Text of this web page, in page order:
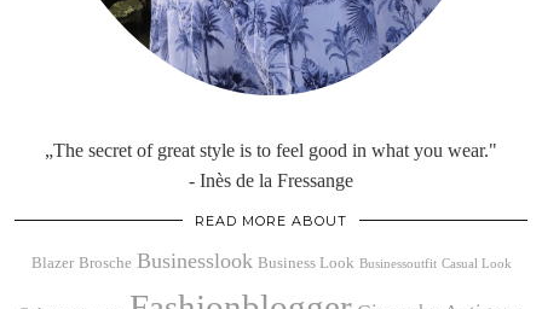
„The secret of great style is to feel good in what you wear."
- Inès de la Fressange
READ MORE ABOUT
Blazer Brosche Businesslook Business Look Businessoutfit Casual Look